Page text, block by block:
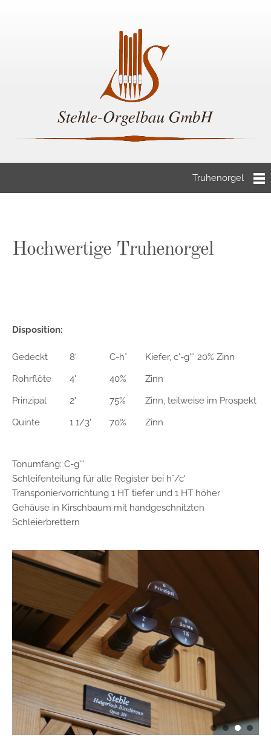
Truhenorgel
Hochwertige Truhenorgel
Disposition:
Gedeckt 8' C-h° Kiefer, c'-g''' 20% Zinn
Rohrflöte 4' 40% Zinn
Prinzipal 2' 75% Zinn, teilweise im Prospekt
Quinte 1 1/3' 70% Zinn
Tonumfang: C-g'''
Schleifenteilung für alle Register bei h°/c'
Transponiervorrichtung 1 HT tiefer und 1 HT höher
Gehäuse in Kirschbaum mit handgeschnitzten
Schleierbrettern